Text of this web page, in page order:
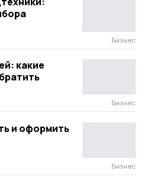
Бизнес
какие
Бизнес
и оформить
Бизнес